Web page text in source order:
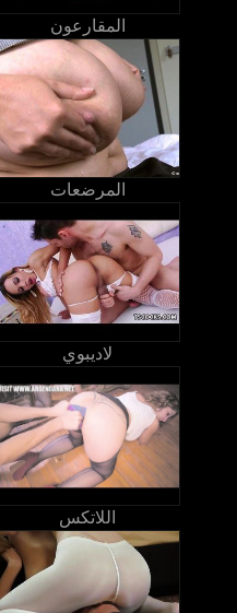
المقارعون
المرضعات
لاديبوي
اللاتكس